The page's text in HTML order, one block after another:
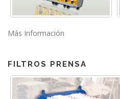
Más Información
FILTROS PRENSA